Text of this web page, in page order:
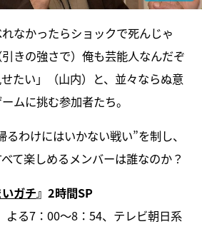
なかったらショックで死んじゃ
きの強さで）俺も芸能人なんだぞ
たい」（山内）と、並々ならぬ意
ムに挑む参加者たち。
わけにはいかない戦い”を制し、
て楽しめるメンバーは誰なのか？
ガチ』2時間SP
よる7：00～8：54、テレビ朝日系